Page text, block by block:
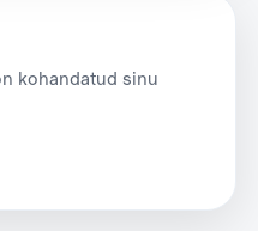
kohandatud sinu